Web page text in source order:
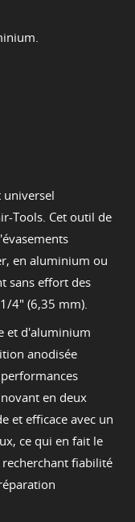
universel
Tools. Cet outil de
en aluminium ou
sans effort des
4" (6,35 mm).
et d'aluminium
anodisée
en deux
et efficace avec un
ce qui en fait le
fiabilité